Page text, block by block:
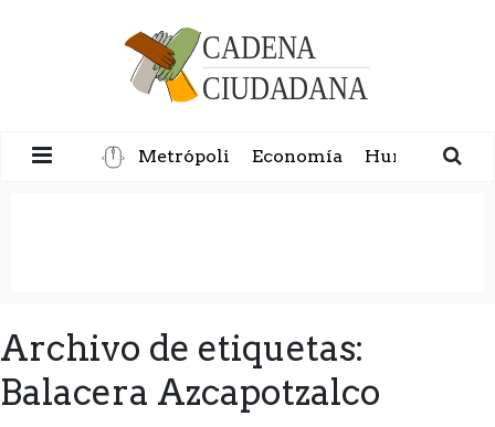
Metrópoli Economía Humanidad
Archivo de etiquetas:
Balacera Azcapotzalco